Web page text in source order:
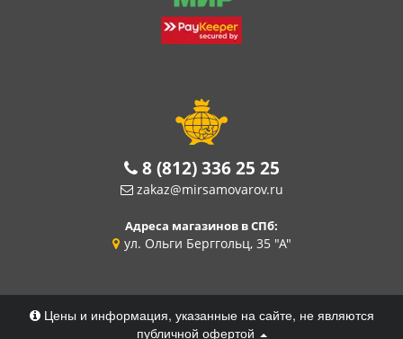
8 (812) 336 25 25
zakaz@mirsamovarov.ru
Адреса магазинов в СПб:
ул. Ольги Берггольц, 35 "А"
Цены и информация, указанные на сайте, не являются
публичной офертой